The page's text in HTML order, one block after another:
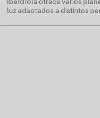
diferencias
Iberdrola ofrece varios
luz adaptados a distintos